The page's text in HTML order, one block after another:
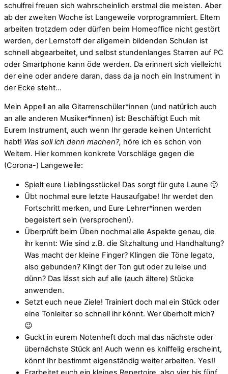
schulfrei freuen sich wahrscheinlich erstmal die meisten. Aber
ab der zweiten Woche ist Langeweile vorprogrammiert. Eltern
arbeiten trotzdem oder dürfen beim Homeoffice nicht gestört
werden, der Lernstoff der allgemein bildenden Schulen ist
schnell abgearbeitet, und selbst stundenlanges Starren auf PC
oder Smartphone kann öde werden. Da erinnert sich vielleicht
der eine oder andere daran, dass da ja noch ein Instrument in
der Ecke steht…
Mein Appell an alle Gitarrenschüler*innen (und natürlich auch
an alle anderen Musiker*innen) ist: Beschäftigt Euch mit
Eurem Instrument, auch wenn Ihr gerade keinen Unterricht
habt! Was soll ich denn machen?, höre ich es schon von
Weitem. Hier kommen konkrete Vorschläge gegen die
(Corona-) Langeweile:
Spielt eure Lieblingsstücke! Das sorgt für gute Laune 🙂
Übt nochmal eure letzte Hausaufgabe! Ihr werdet den
Fortschritt merken, und Eure Lehrer*innen werden
begeistert sein (versprochen!).
Überprüft beim Üben nochmal alle Aspekte genau, die
ihr kennt: Wie sind z.B. die Sitzhaltung und Handhaltung?
Was macht der kleine Finger? Klingen die Töne legato,
also gebunden? Klingt der Ton gut oder zu leise und
dünn? Das lässt sich auf alle (auch ältere) Stücke
anwenden.
Setzt euch neue Ziele! Trainiert doch mal ein Stück oder
eine Tonleiter so schnell ihr könnt. Wer überholt mich?
😉
Guckt in eurem Notenheft doch mal das nächste oder
übernächste Stück an! Auch wenn es kniffelig erscheint,
könnt Ihr bestimmt eigenständig weiter arbeiten. Yes!!